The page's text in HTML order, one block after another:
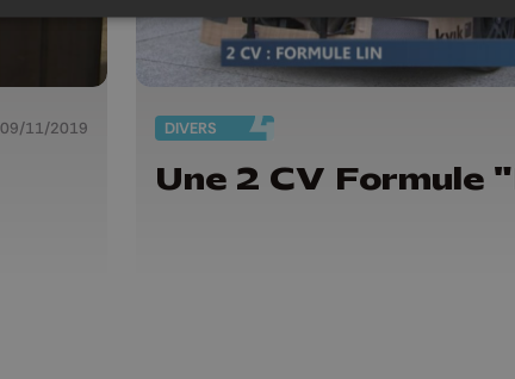
09/11/2019 DIVERS
Une 2 CV Formule